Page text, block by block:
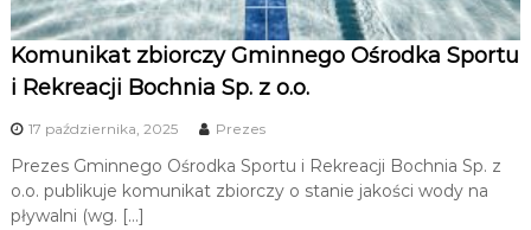
Komunikat zbiorczy Gminnego Ośrodka Sportu
i Rekreacji Bochnia Sp. z o.o.
17 października, 2025 Prezes
Prezes Gminnego Ośrodka Sportu i Rekreacji Bochnia Sp. z
o.o. publikuje komunikat zbiorczy o stanie jakości wody na
pływalni (wg. […]